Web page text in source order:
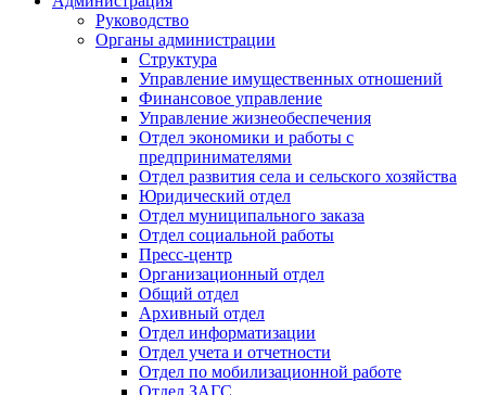
Руководство
Органы администрации
Структура
Управление имущественных отношений
Финансовое управление
Управление жизнеобеспечения
Отдел экономики и работы с
предпринимателями
Отдел развития села и сельского хозяйства
Юридический отдел
Отдел муниципального заказа
Отдел социальной работы
Пресс-центр
Организационный отдел
Общий отдел
Архивный отдел
Отдел информатизации
Отдел учета и отчетности
Отдел по мобилизационной работе